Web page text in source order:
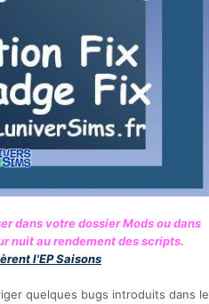
dans votre dossier Mods ou dans
nuit au rendement des scripts.
l'EP Saisons
quelques bugs introduits dans le